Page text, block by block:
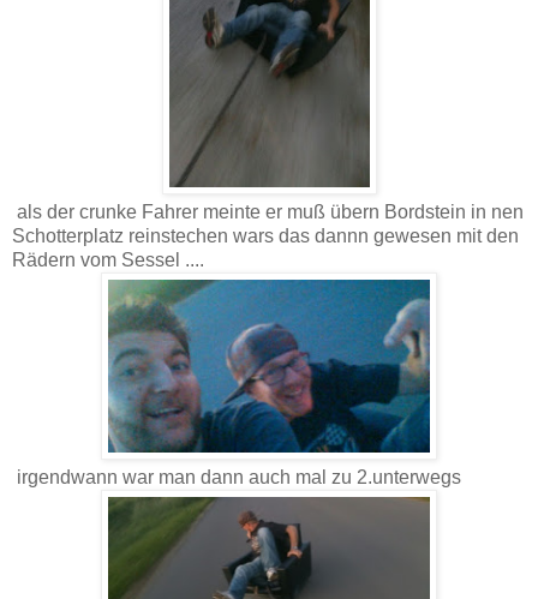
als der crunke Fahrer meinte er muß übern Bordstein in nen
Schotterplatz reinstechen wars das dannn gewesen mit den
Rädern vom Sessel ....
irgendwann war man dann auch mal zu 2.unterwegs